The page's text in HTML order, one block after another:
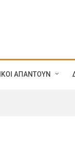
ΑΠΑΝΤΟΥΝ